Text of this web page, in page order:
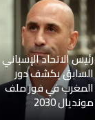
رئيس الاتحاد الإسباني
السابق يكشف دور
المغرب في فوز ملف
مونديال 2030